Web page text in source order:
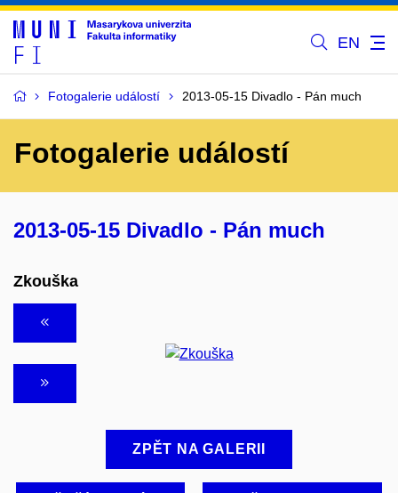
EN
Fotogalerie událostí 2013-05-15 Divadlo - Pán much
Fotogalerie událostí
2013-05-15 Divadlo - Pán much
Zkouška
ZPĚT NA GALERII